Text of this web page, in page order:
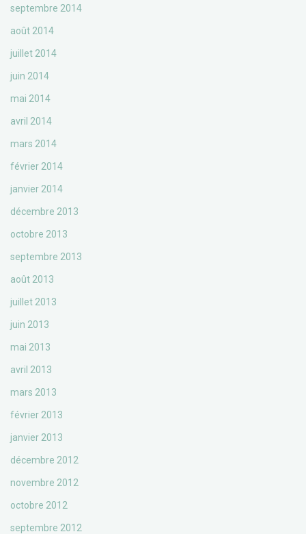
septembre 2014
août 2014
juillet 2014
juin 2014
mai 2014
avril 2014
mars 2014
février 2014
janvier 2014
décembre 2013
octobre 2013
septembre 2013
août 2013
juillet 2013
juin 2013
mai 2013
avril 2013
mars 2013
février 2013
janvier 2013
décembre 2012
novembre 2012
octobre 2012
septembre 2012